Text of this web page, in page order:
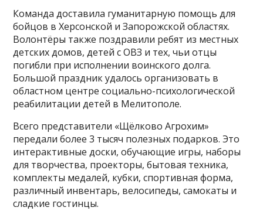
Команда доставила гуманитарную помощь для
бойцов в Херсонской и Запорожской областях.
Волонтёры также поздравили ребят из местных
детских домов, детей с ОВЗ и тех, чьи отцы
погибли при исполнении воинского долга.
Большой праздник удалось организовать в
областном центре социально-психологической
реабилитации детей в Мелитополе.
Всего представители «Щёлково Агрохим»
передали более 3 тысяч полезных подарков. Это
интерактивные доски, обучающие игры, наборы
для творчества, проекторы, бытовая техника,
комплекты медалей, кубки, спортивная форма,
различный инвентарь, велосипеды, самокаты и
сладкие гостинцы.